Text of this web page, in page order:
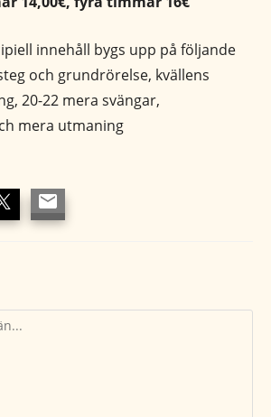
innehåll bygs upp på följande
och grundrörelse, kvällens
20-22 mera svängar,
mera utmaning